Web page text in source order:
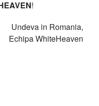
!
Undeva in Romania,
Echipa WhiteHeaven